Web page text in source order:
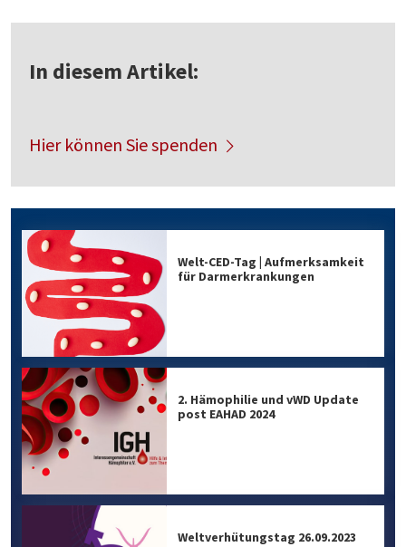
In diesem Artikel:
Hier können Sie spenden
Welt-CED-Tag | Aufmerksamkeit
für Darmerkrankungen
2. Hämophilie und vWD Update
post EAHAD 2024
Weltverhütungstag 26.09.2023